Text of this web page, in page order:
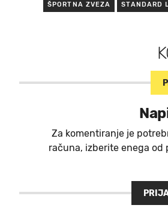
ŠPORTNA ZVEZA STANDARD
Za komentiranje je
računa, izberite enega